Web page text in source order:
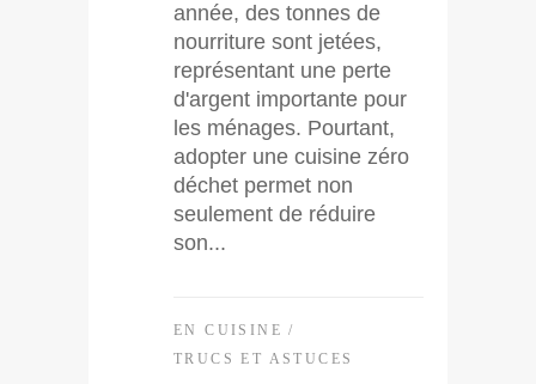
année, des tonnes de
nourriture sont jetées,
représentant une perte
d'argent importante pour
les ménages. Pourtant,
adopter une cuisine zéro
déchet permet non
seulement de réduire
son...
EN CUISINE /
TRUCS ET ASTUCES